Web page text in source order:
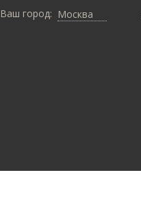
Ваш город: Москва